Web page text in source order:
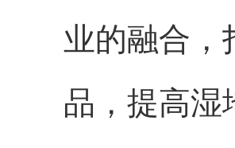
业的融合，
品，提高湿